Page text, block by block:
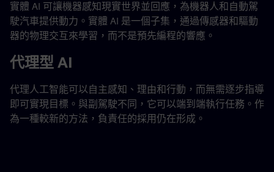
實體 AI 可讓機器感知現實世界並回應，為機器人和自動駕
駛汽車提供動力。實體 AI 是一個子集，通過傳感器和驅動
器的物理交互來學習，而不是預先編程的響應。
代理型 AI
代理人工智能可以自主感知、理由和行動，而無需逐步指導
即可實現目標。與副駕駛不同，它可以端到端執行任務。作
為一種較新的方法，負責任的採用仍在形成。